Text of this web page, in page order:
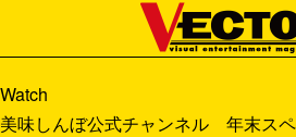
Watch
美味しんぼ公式チャンネル 年末ス